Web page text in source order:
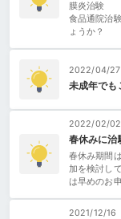
膜炎治験
食品通院治
ょうか？
2022/04/27
未成年でも
2022/02/02
春休みに治
春休み期間
加を検討し
は早めのお
2021/12/16